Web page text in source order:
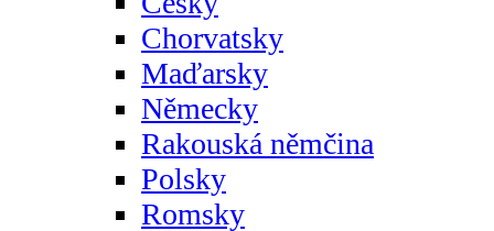
Chorvatsky
Maďarsky
Německy
Rakouská němčina
Polsky
Romsky